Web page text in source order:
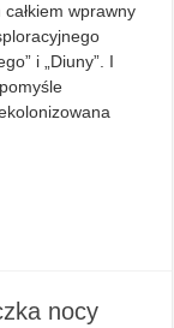
wprawny
i „Diuny”. I
nocy